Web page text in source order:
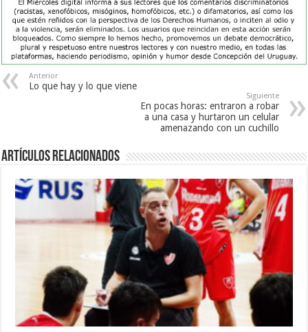
Anterior
Lo que hay y lo que viene
Siguiente
En pocas horas: entraron a robar
a una casa y hurtaron un celular
amenazando con un cuchillo
Artículos Relacionados